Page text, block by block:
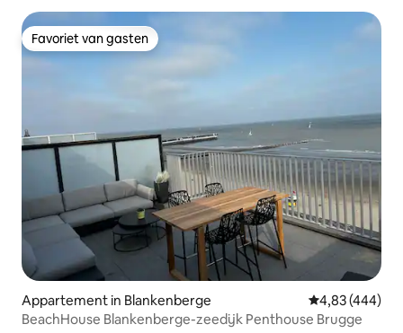
Favoriet van gasten
Favoriet van gasten
Appartement in Blankenberge Gemiddelde
4,83 (444)
BeachHouse Blankenberge-zeedijk Penthouse Brugge